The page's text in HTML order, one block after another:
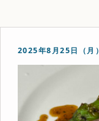
2025年8月25日（月）